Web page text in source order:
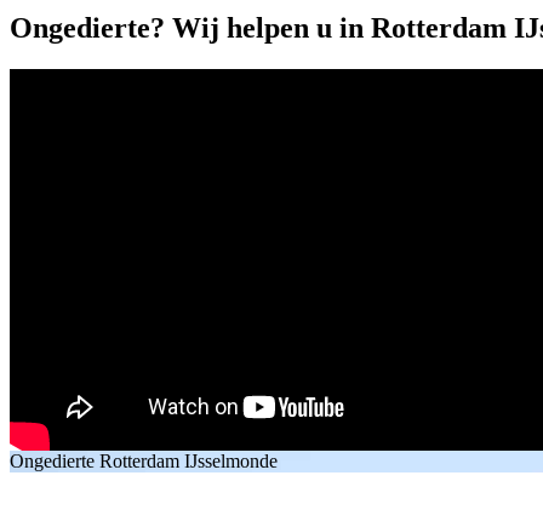
Ongedierte? Wij helpen u in Rotterdam
Ongedierte Rotterdam IJsselmonde